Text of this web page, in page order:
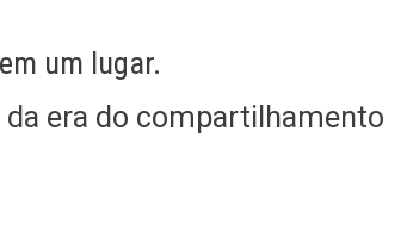
um lugar.
era do compartilhamento